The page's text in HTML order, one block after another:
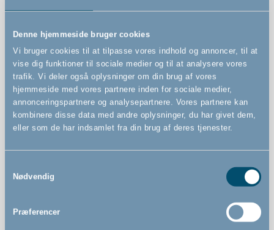
Denne hjemmeside bruger cookies
Vi bruger cookies til at tilpasse vores indhold og annoncer, til at
vise dig funktioner til sociale medier og til at analysere vores
trafik. Vi deler også oplysninger om din brug af vores
hjemmeside med vores partnere inden for sociale medier,
annonceringspartnere og analysepartnere. Vores partnere kan
kombinere disse data med andre oplysninger, du har givet dem,
eller som de har indsamlet fra din brug af deres tjenester.
Nødvendig
Præferencer
Features
Kan betjenes med én hånd